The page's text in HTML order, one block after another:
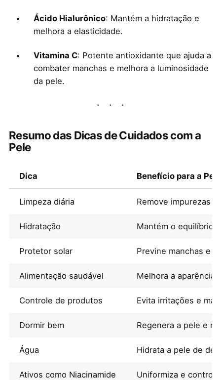
Ácido Hialurônico: Mantém a hidratação e
melhora a elasticidade.
Vitamina C: Potente antioxidante que ajuda a
combater manchas e melhora a luminosidade
da pele.
Resumo das Dicas de Cuidados com a
Pele
Dica Benefício para a Pele
Limpeza diária Remove impurezas
Hidratação Mantém o equilíbrio
Protetor solar Previne manchas e
Alimentação saudável Melhora a aparência
Controle de produtos Evita irritações e
Dormir bem Regenera a pele e
Água Hidrata a pele de
Ativos como Niacinamide Uniformiza e